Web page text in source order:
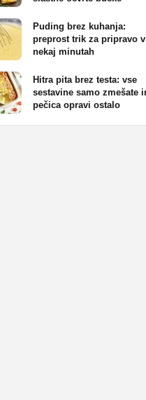
Puding brez kuhanja:
preprost trik za pripravo
nekaj minutah
Hitra pita brez testa: vse
sestavine samo zmešate
pečica opravi ostalo